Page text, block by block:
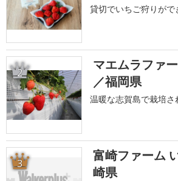
貸切でいちご狩りがで
2
マエムラファ
／福岡県
温暖な志賀島で栽培
3
富崎ファーム
崎県